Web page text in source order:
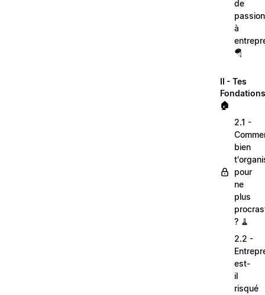
de
à
🪂
II - Tes
🏠
2.1 -
bien
pour
ne
plus
? 🧹
2.2 -
est-
il
risqué